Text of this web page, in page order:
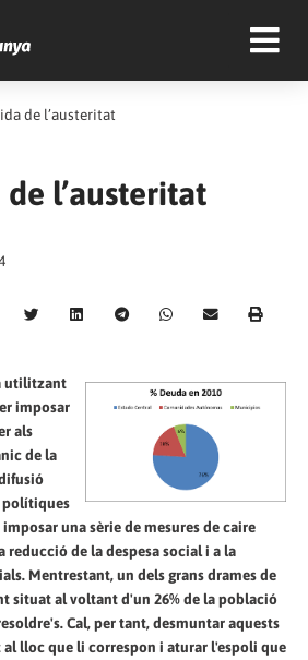
de l’austeritat
l’austeritat
utilitzant
imposar
als
de la
polítiques
una sèrie de mesures de caire
reducció de la despesa social i a la
Mentrestant, un dels grans drames de
situat al voltant d'un 26% de la població
Cal, per tant, desmuntar aquests
lloc que li correspon i aturar l'espoli que